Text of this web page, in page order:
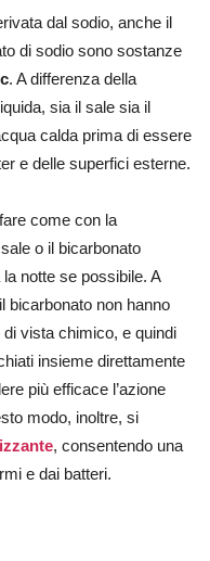
dal sodio, anche il
di sodio sono sostanze
. A differenza della
sia il sale sia il
calda prima di essere
e delle superfici esterne.
come con la
o il bicarbonato
notte se possibile. A
bicarbonato non hanno
vista chimico, e quindi
insieme direttamente
più efficace l’azione
modo, inoltre, si
, consentendo una
e dai batteri.